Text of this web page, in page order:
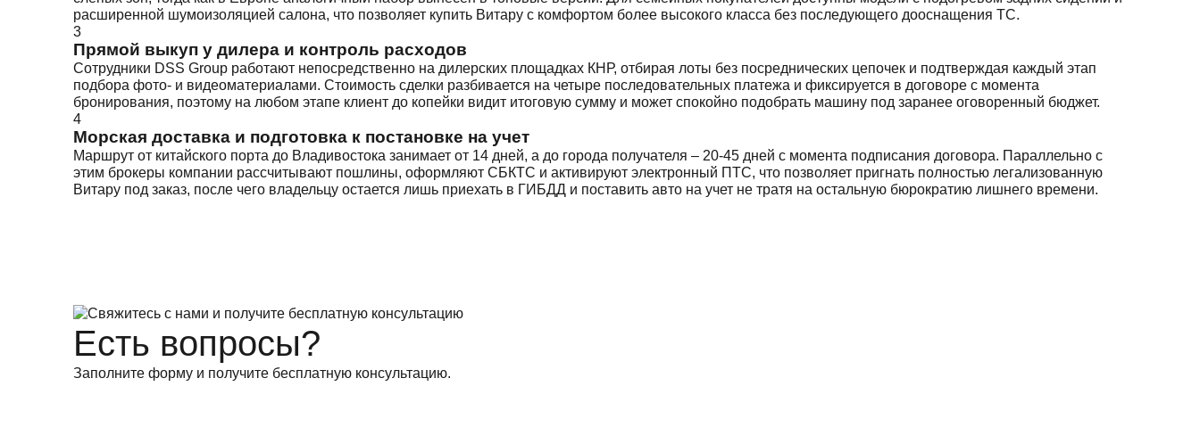
расширенной шумоизоляцией салона, что позволяет купить Витару с комфортом более высокого класса без последующего дооснащения ТС.
3
Прямой выкуп у дилера и контроль расходов
Сотрудники DSS Group работают непосредственно на дилерских площадках КНР, отбирая лоты без посреднических цепочек и подтверждая каждый этап
подбора фото- и видеоматериалами. Стоимость сделки разбивается на четыре последовательных платежа и фиксируется в договоре с момента
бронирования, поэтому на любом этапе клиент до копейки видит итоговую сумму и может спокойно подобрать машину под заранее оговоренный бюджет.
4
Морская доставка и подготовка к постановке на учет
Маршрут от китайского порта до Владивостока занимает от 14 дней, а до города получателя – 20-45 дней с момента подписания договора. Параллельно с
этим брокеры компании рассчитывают пошлины, оформляют СБКТС и активируют электронный ПТС, что позволяет пригнать полностью легализованную
Витару под заказ, после чего владельцу остается лишь приехать в ГИБДД и поставить авто на учет не тратя на остальную бюрократию лишнего времени.
Есть вопросы?
Заполните форму и получите бесплатную консультацию.